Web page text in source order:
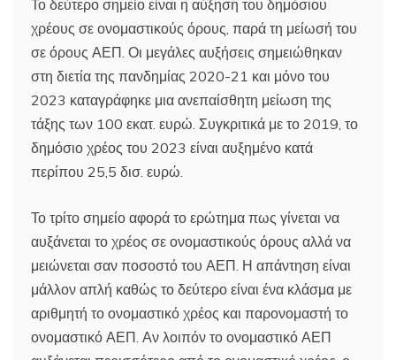
Το δεύτερο σημείο είναι η αύξηση του δημόσιου
χρέους σε ονομαστικούς όρους, παρά τη μείωσή του
σε όρους ΑΕΠ. Οι μεγάλες αυξήσεις σημειώθηκαν
στη διετία της πανδημίας 2020-21 και μόνο του
2023 καταγράφηκε μια ανεπαίσθητη μείωση της
τάξης των 100 εκατ. ευρώ. Συγκριτικά με το 2019, το
δημόσιο χρέος του 2023 είναι αυξημένο κατά
περίπου 25,5 δισ. ευρώ.
Το τρίτο σημείο αφορά το ερώτημα πως γίνεται να
αυξάνεται το χρέος σε ονομαστικούς όρους αλλά να
μειώνεται σαν ποσοστό του ΑΕΠ. Η απάντηση είναι
μάλλον απλή καθώς το δεύτερο είναι ένα κλάσμα με
αριθμητή το ονομαστικό χρέος και παρονομαστή το
ονομαστικό ΑΕΠ. Αν λοιπόν το ονομαστικό ΑΕΠ